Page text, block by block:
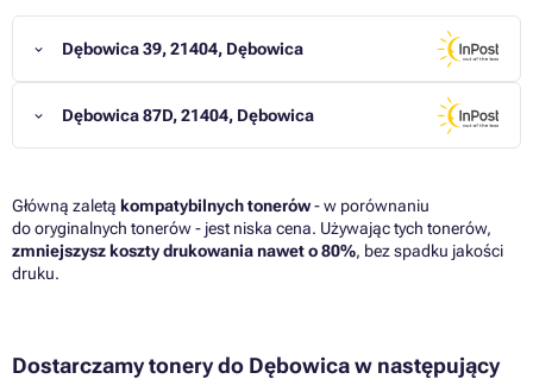
Dębowica 39, 21404, Dębowica
Dębowica 87D, 21404, Dębowica
Główną zaletą kompatybilnych tonerów- w porównaniu
do oryginalnych tonerów - jest niska cena. Używając tych tonerów,
zmniejszysz koszty drukowania nawet o 80%, bez spadku jakości
druku.
Dostarczamy tonery do Dębowica w następujący